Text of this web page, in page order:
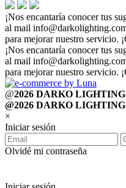
¡Nos encantaría conocer tus
al mail
para mejorar nuestro servicio.
¡Nos encantaría conocer tus
al mail
para mejorar nuestro servicio.
@2026 DARKO LIGHTING
@2026 DARKO LIGHTING
×
Iniciar sesión
Olvidé mi contraseña